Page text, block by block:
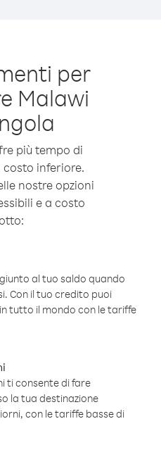
per
Malawi
più tempo di
inferiore.
nostre opzioni
e a costo
al tuo saldo quando
Con il tuo credito puoi
tutto il mondo con le tariffe
ti consente di fare
la tua destinazione
con le tariffe basse di